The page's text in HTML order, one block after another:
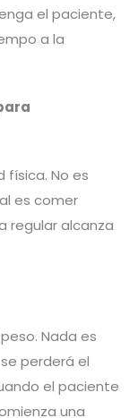
el paciente,
a la
física. No es
es comer
regular alcanza
Nada es
perderá el
el paciente
una